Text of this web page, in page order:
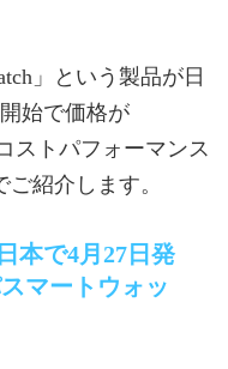
」という製品が日
始で価格が
ストパフォーマンス
紹介します。
本で4月27日発
マートウォッ